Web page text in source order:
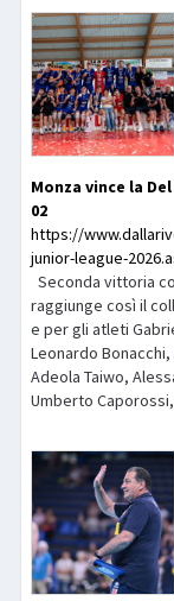
Monza vince la
02
https://
junior-league-
Seconda vittoria
raggiunge così il
e per gli atleti
Leonardo Bonacchi,
Adeola Taiwo,
Umberto